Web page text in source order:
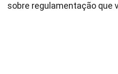
sobre regulamentação que